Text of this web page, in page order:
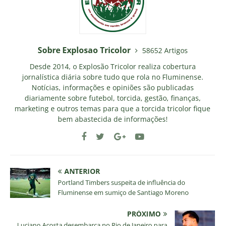
Sobre Explosao Tricolor
58652 Artigos
Desde 2014, o Explosão Tricolor realiza cobertura
jornalística diária sobre tudo que rola no Fluminense.
Notícias, informações e opiniões são publicadas
diariamente sobre futebol, torcida, gestão, finanças,
marketing e outros temas para que a torcida tricolor fique
bem abastecida de informações!
ANTERIOR
Portland Timbers suspeita de influência do
Fluminense em sumiço de Santiago Moreno
PRÓXIMO